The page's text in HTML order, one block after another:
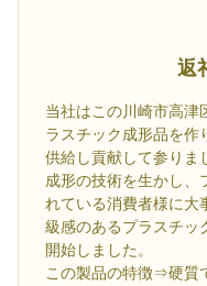
返
当社はこの川崎市高津
ラスチック成形品を作
供給し貢献して参りま
成形の技術を生かし、
れている消費者様に大
級感のあるプラスチッ
開始しました。
この製品の特徴⇒硬質